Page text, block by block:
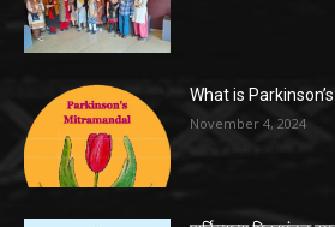
What is
November 4, 2024